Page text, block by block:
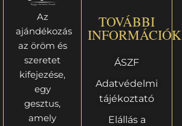
Az
ajándékozás
az öröm és
szeretet
kifejezése,
egy
gesztus,
amely
TOVÁBBI
INFORMÁCIÓK
ÁSZF
Adatvédelmi
tájékoztató
Elállás a